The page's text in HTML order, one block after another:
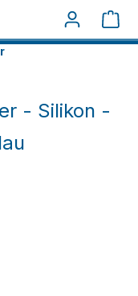
- Silikon -